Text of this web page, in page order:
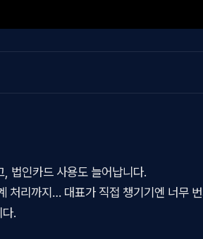
법인카드 사용도 늘어납니다.
처리까지… 대표가 직접 챙기기엔 너무
다.